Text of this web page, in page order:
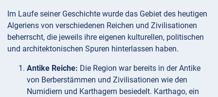
Im Laufe seiner Geschichte wurde das Gebiet des heutigen
Algeriens von verschiedenen Reichen und Zivilisationen
beherrscht, die jeweils ihre eigenen kulturellen, politischen
und architektonischen Spuren hinterlassen haben.
Antike Reiche: Die Region war bereits in der Antike
von Berberstämmen und Zivilisationen wie den
Numidiern und Karthagern besiedelt. Karthago, ein